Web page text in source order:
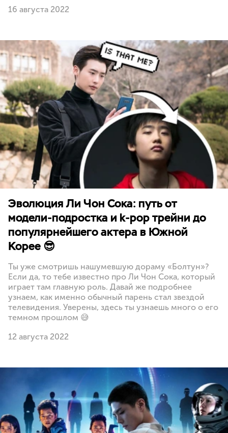
16 августа 2022
Эволюция Ли Чон Сока: путь от
модели-подростка и k-pop трейни до
популярнейшего актера в Южной
Корее 😎
Ты уже смотришь нашумевшую дораму «Болтун»?
Если да, то тебе известно про Ли Чон Сока, который
играет там главную роль. Давай же подробнее
узнаем, как именно обычный парень стал звездой
телевидения. Уверены, здесь ты узнаешь много о его
темном прошлом 😅
12 августа 2022